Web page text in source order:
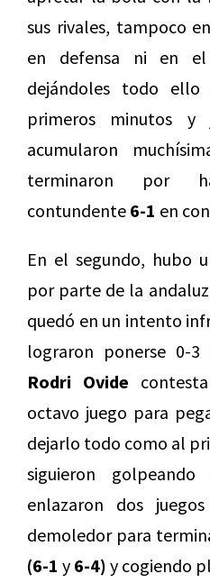
sus rivales, tampoco
en defensa ni en el
dejándoles todo
primeros minutos
acumularon
terminaron por
contundente 6-1 en
En el segundo, hubo
por parte de la
quedó en un intento
lograron ponerse 0-
Rodri Ovide
octavo juego para
dejarlo todo como al
siguieron
enlazaron dos
demoledor para
(6-1 y 6-4) y cogiendo